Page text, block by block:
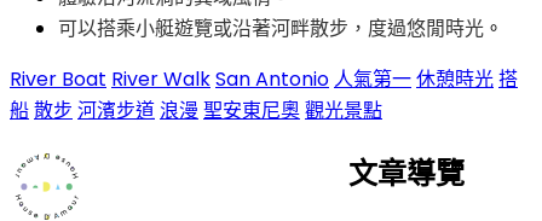
可以搭乘小艇遊覽或沿著河畔散步，度過悠閒時光 。
River Boat River WalkSan Antonio 人氣第一休憩時光搭
船散步 河濱步道 浪漫聖安東尼奧觀光景點
文章導覽